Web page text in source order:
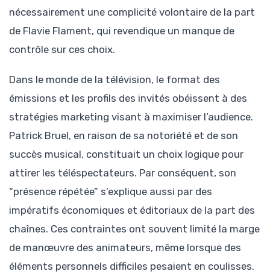
nécessairement une complicité volontaire de la part
de Flavie Flament, qui revendique un manque de
contrôle sur ces choix.
Dans le monde de la télévision, le format des
émissions et les profils des invités obéissent à des
stratégies marketing visant à maximiser l’audience.
Patrick Bruel, en raison de sa notoriété et de son
succès musical, constituait un choix logique pour
attirer les téléspectateurs. Par conséquent, son
“présence répétée” s’explique aussi par des
impératifs économiques et éditoriaux de la part des
chaînes. Ces contraintes ont souvent limité la marge
de manœuvre des animateurs, même lorsque des
éléments personnels difficiles pesaient en coulisses.